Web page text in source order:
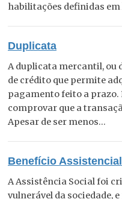
habilitações definidas em
Duplicata
A duplicata mercantil, ou
de crédito que permite
pagamento feito a prazo.
comprovar que a
Apesar de ser menos...
Benefício
A Assistência Social foi
vulnerável da sociedade,